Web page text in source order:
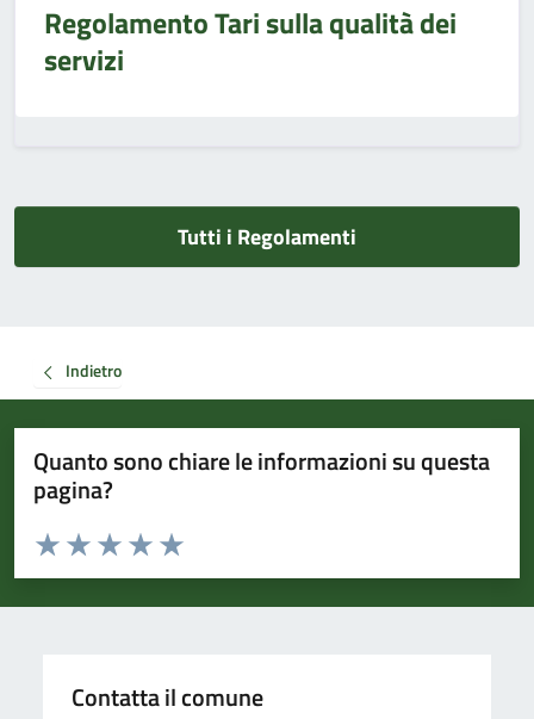
Regolamento Tari sulla qualità dei
servizi
Tutti i Regolamenti
Indietro
Quanto sono chiare le informazioni su questa
pagina?
Valuta da 1 a 5 stelle la pagina
Valuta 5 stelle su 5
Valuta 4 stelle su 5
Valuta 3 stelle su 5
Valuta 2 stelle su 5
Valuta 1 stelle su 5
Contatta il comune